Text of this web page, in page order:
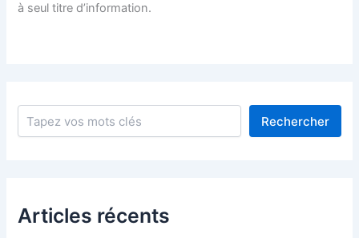
à seul titre d’information.
Rechercher
Rechercher
Articles récents